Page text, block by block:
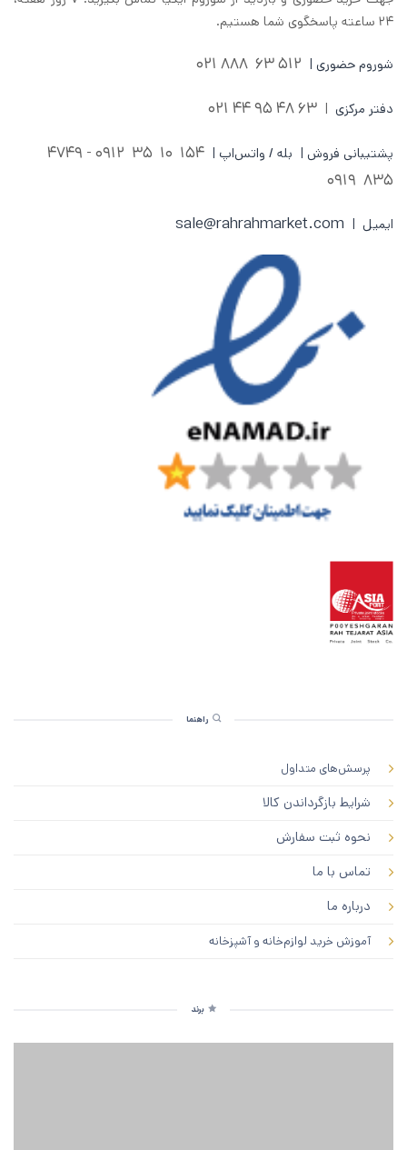
۲۴ ساعته پاسخگوی شما هستیم.
شوروم حضوری | 512 63 888 021
دفتر مرکزی |
63 48 95 44 021
پشتیبانی فروش | بله / واتس‌اپ | 154 10 35
835 0919
ایمیل | sale@rahrahmarket.com
راهنما
پرسش‌های متداول
شرایط بازگرداندن کالا
نحوه ثبت سفارش
تماس با ما
درباره ما
آموزش خرید لوازم‌خانه و آشپزخانه
برند